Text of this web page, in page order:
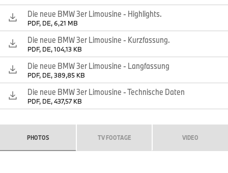
Die neue BMW 3er Limousine - Produkthighlights (10/2018).
Die neue BMW 3er Limousine - Highlights.
PDF, DE, 6,21 MB
Die neue BMW 3er Limousine - Kurzfassung.
PDF, DE, 104,13 KB
Die neue BMW 3er Limousine - Langfassung
PDF, DE, 389,85 KB
Die neue BMW 3er Limousine - Technische Daten
PDF, DE, 437,57 KB
PHOTOS TV FOOTAGE VIDEO